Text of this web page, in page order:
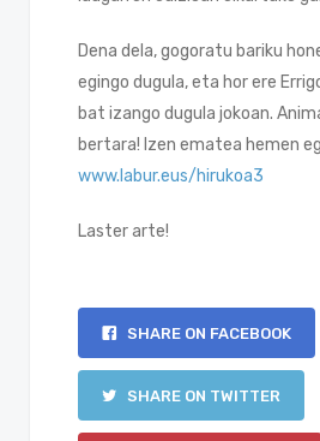
Dena dela, gogoratu bariku
egingo dugula, eta hor ere
bat izango dugula jokoan.
bertara! Izen ematea hemen
www.labur.eus/hirukoa3
Laster arte!
SHARE ON FACEBOOK
SHARE ON TWITTER